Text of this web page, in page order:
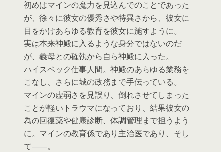
初めはマインの魔力を見込んでのことであった
が、徐々に彼女の優秀さや特異さから、彼女に
目をかけあらゆる教育を彼女に施すように。
実は本来神殿に入るような身分ではないのだ
が、義母との確執から自ら神殿に入った。
ハイスペック仕事人間。神殿のあらゆる業務を
こなし、さらに城の政務まで手伝っている。
マインの虚弱さを見誤り、倒れさせてしまった
ことが軽いトラウマになっており、結果彼女の
為の回復薬や健康診断、体調管理まで担うよう
に。マインの教育係であり主治医であり、そし
て――。